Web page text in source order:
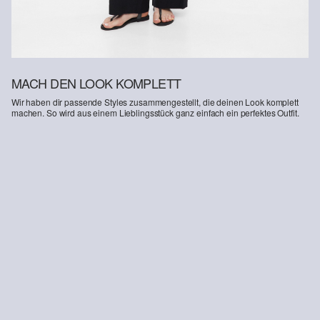
MACH DEN LOOK KOMPLETT
Wir haben dir passende Styles zusammengestellt, die deinen Look komplett
machen. So wird aus einem Lieblingsstück ganz einfach ein perfektes Outfit.